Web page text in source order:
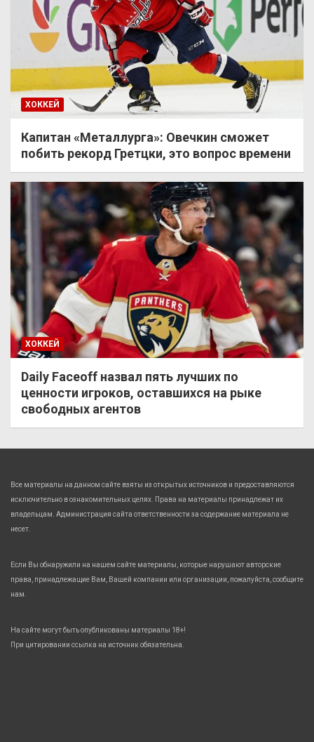
ХОККЕЙ
Капитан «Металлурга»: Овечкин сможет
побить рекорд Гретцки, это вопрос времени
ХОККЕЙ
Daily Faceoff назвал пять лучших по
ценности игроков, оставшихся на рыке
свободных агентов
Все материалы на данном сайте взяты из открытых источников и предоставляются
исключительно в ознакомительных целях. Права на материалы принадлежат их
владельцам. Администрация сайта ответственности за содержание материала не
несет.
Если Вы обнаружили на нашем сайте материалы, которые нарушают авторские
права, принадлежащие Вам, Вашей компании или организации, пожалуйста, сообщите
нам.
На сайте могут быть опубликованы материалы 18+!
При цитировании ссылка на источник обязательна.